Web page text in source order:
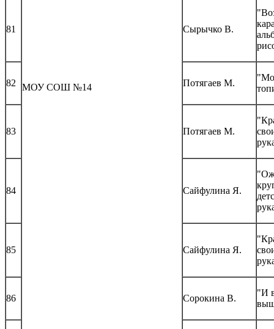
МОУ СОШ №14
81 Сырычко В.
82 Потягаев М.
83 Потягаев М.
84 Сайфулина Я.
85 Сайфулина Я.
86 Сорокина В.
"И